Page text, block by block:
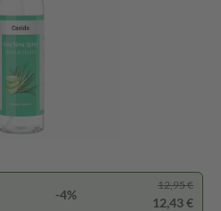
-4%
12,95 €
12,43 €